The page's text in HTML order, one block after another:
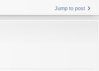
Jump to post